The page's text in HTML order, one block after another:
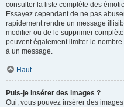
consulter la liste complète des
Essayez cependant de ne pas
rapidement rendre un message
modifier ou de le supprimer
peuvent également limiter le nombre
à un message.
Haut
Puis-je insérer des images ?
Oui, vous pouvez insérer des